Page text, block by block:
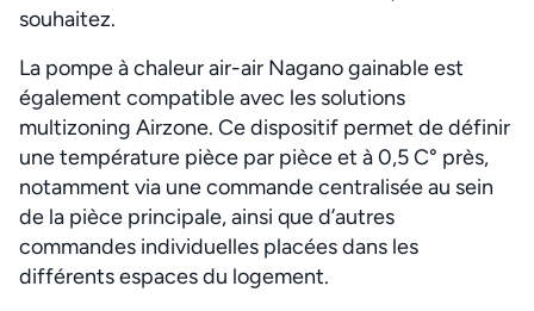
souhaitez.
La pompe à chaleur air-air Nagano gainable est
également compatible avec les solutions
multizoning Airzone. Ce dispositif permet de définir
une température pièce par pièce et à 0,5 C° près,
notamment via une commande centralisée au sein
de la pièce principale, ainsi que d’autres
commandes individuelles placées dans les
différents espaces du logement.